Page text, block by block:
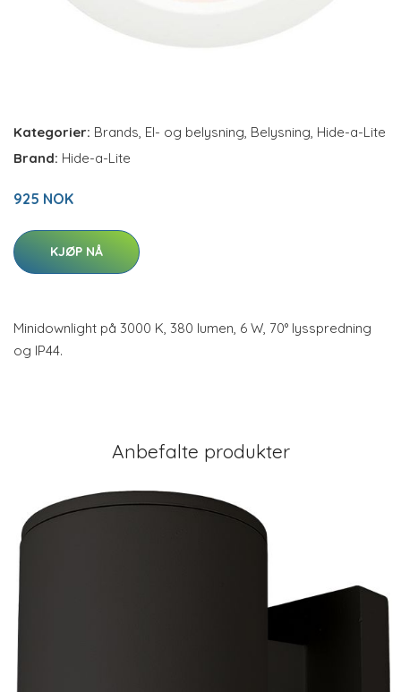
Kategorier: Brands, El- og belysning, Belysning, Hide-a-Lite
Brand: Hide-a-Lite
925 NOK
KJØP NÅ
Minidownlight på 3000 K, 380 lumen, 6 W, 70° lysspredning
og IP44.
Anbefalte produkter